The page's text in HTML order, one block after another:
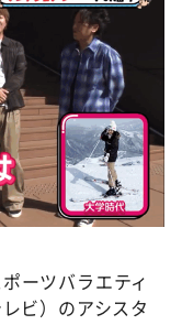
ーツバラエティ
レビ）のアシスタ